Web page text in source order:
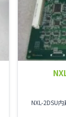
NXL-2DSU